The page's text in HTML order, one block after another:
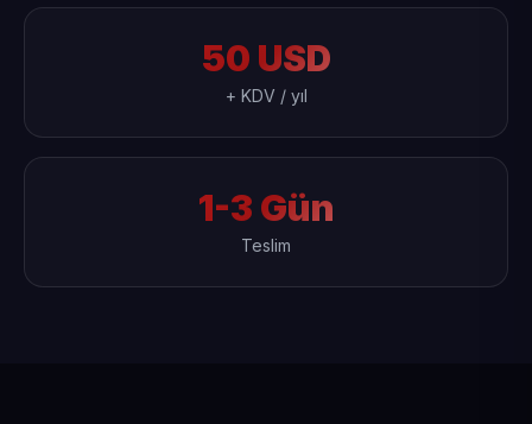
50 USD
+ KDV / yıl
1-3 Gün
Teslim